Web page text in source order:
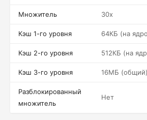
Множитель 30x
Кэш 1-го уровня 64КБ (на
Кэш 2-го уровня 512КБ (на
Кэш 3-го уровня 16МБ (общий)
Разблокированный
множитель
Нет